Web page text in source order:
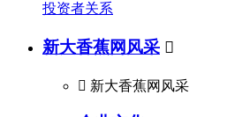
投资者关系
新大香蕉网风采 
 新大香蕉网风采